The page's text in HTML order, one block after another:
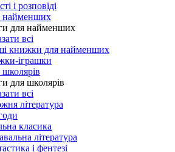
і розповіді
найменших
для найменших
всі
книжки для найменших
іграшки
для школярів
всі
література
класика
література
і фентезі